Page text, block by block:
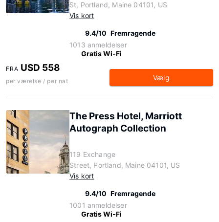
St, Portland, Maine 04101, US
Vis kort
9.4/10 Fremragende
1013 anmeldelser
Gratis Wi-Fi
FRA USD 558
per værelse / per nat Vælg
The Press Hotel, Marriott
Autograph Collection
119 Exchange
Street, Portland, Maine 04101, US
Vis kort
9.4/10 Fremragende
1001 anmeldelser
Gratis Wi-Fi